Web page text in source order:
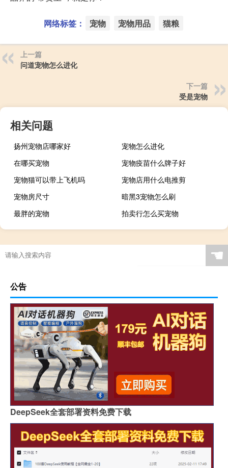
网络标签： 宠物 宠物用品 猫粮
上一篇
问道宠物怎么进化
下一篇
受是宠物
相关问题
扬州宠物店哪家好
宠物怎么进化
在哪买宠物
宠物疫苗什么牌子好
宠物猫可以带上飞机吗
宠物店用什么电推剪
宠物房尺寸
暗黑3宠物怎么刷
最胖的宠物
拍卖行怎么买宠物
☚
公告
DeepSeek全套部署资料免费下载